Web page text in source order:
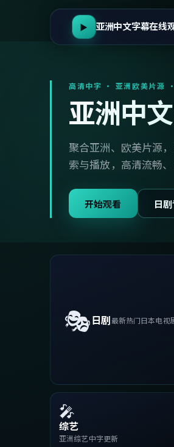
▶ 亚洲中文字幕在线
高清中字 · 亚洲欧美片源
亚洲中
聚合亚洲、欧美片源
索与播放，高清流畅、
开始观看 日
🎭日剧最新热门日本电视
🎤
综艺
亚洲综艺中字更新